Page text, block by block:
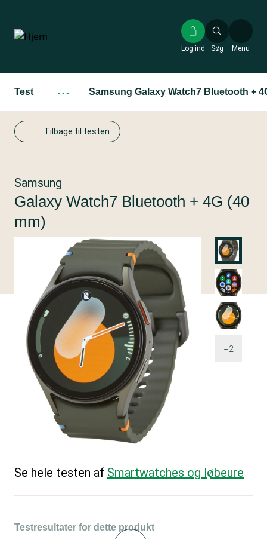
hovedindhold
Søg
Log ind Menu
Test ··· Samsung Galaxy Watch7 Bluetooth +
Tilbage til testen
+2
Samsung
Galaxy Watch7 Bluetooth + 4G (40
mm)
Se hele testen af Smartwatches og løbeure
Testresultater for dette produkt